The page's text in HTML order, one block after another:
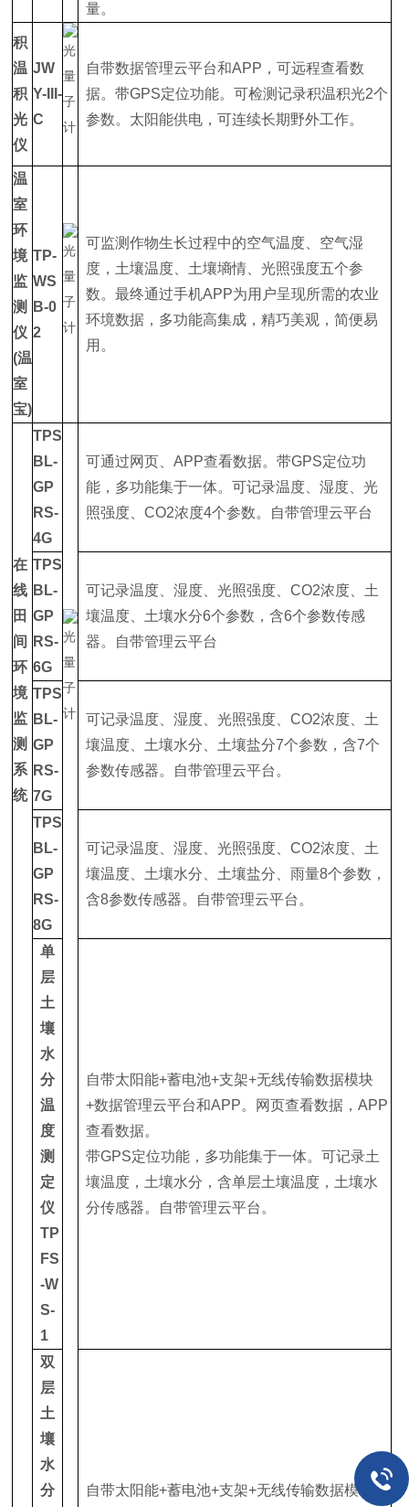
量。
积
温
积
光
仪
JW
Y-III-
C
自带数据管理云平台和APP，可远程查看数
据。带GPS定位功能。可检测记录积温积光2个
参数。太阳能供电，可连续长期野外工作。
温
室
环
境
监
测
仪
(温
室
宝)
TP-
WS
B-0
2
可监测作物生长过程中的空气温度、空气湿
度，土壤温度、土壤墒情、光照强度五个参
数。最终通过手机APP为用户呈现所需的农业
环境数据，多功能高集成，精巧美观，简便易
用。
在
线
田
间
环
境
监
测
系
统
TPS
BL-
GP
RS-
4G
可通过网页、APP查看数据。带GPS定位功
能，多功能集于一体。可记录温度、湿度、光
照强度、CO2浓度4个参数。自带管理云平台
TPS
BL-
GP
RS-
6G
可记录温度、湿度、光照强度、CO2浓度、土
壤温度、土壤水分6个参数，含6个参数传感
器。自带管理云平台
TPS
BL-
GP
RS-
7G
可记录温度、湿度、光照强度、CO2浓度、土
壤温度、土壤水分、土壤盐分7个参数，含7个
参数传感器。自带管理云平台。
TPS
BL-
GP
RS-
8G
可记录温度、湿度、光照强度、CO2浓度、土
壤温度、土壤水分、土壤盐分、雨量8个参数，
含8参数传感器。自带管理云平台。
单
层
土
壤
水
分
温
度
测
定
仪
TP
FS
-W
S-
1
自带太阳能+蓄电池+支架+无线传输数据模块
+数据管理云平台和APP。网页查看数据，APP
查看数据。
带GPS定位功能，多功能集于一体。可记录土
壤温度，土壤水分，含单层土壤温度，土壤水
分传感器。自带管理云平台。
双
层
土
壤
水
分
自带太阳能+蓄电池+支架+无线传输数据模块